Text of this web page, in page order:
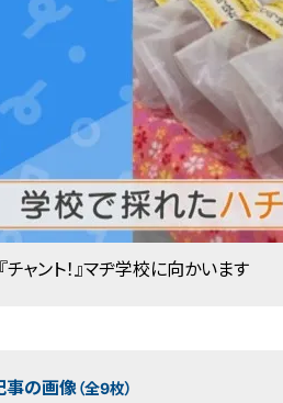
チャント！』マヂ学校に向かいます
事の画像（全9枚）